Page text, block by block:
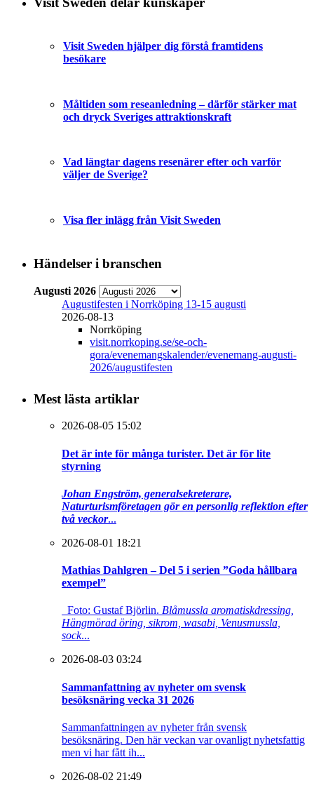
Visit Sweden hjälper dig förstå framtidens
besökare
Måltiden som reseanledning – därför stärker mat
och dryck Sveriges attraktionskraft
Vad längtar dagens resenärer efter och varför
väljer de Sverige?
Visa fler inlägg från Visit Sweden
Händelser i branschen
Augusti 2026
Augustifesten i Norrköping 13-15 augusti
2026-08-13
Norrköping
visit.norrkoping.se/se-och-
gora/evenemangskalender/evenemang-augusti-
2026/augustifesten
Mest lästa artiklar
2026-08-05 15:02
Det är inte för många turister. Det är för lite
styrning
Johan Engström, generalsekreterare,
Naturturismföretagen gör en personlig reflektion efter
två veckor...
2026-08-01 18:21
Mathias Dahlgren – Del 5 i serien ”Goda hållbara
exempel”
Foto: Gustaf Björlin. Blåmussla aromatiskdressing,
Hängmörad öring, sikrom, wasabi, Venusmussla,
sock...
2026-08-03 03:24
Sammanfattning av nyheter om svensk
besöksnäring vecka 31 2026
Sammanfattningen av nyheter från svensk
besöksnäring. Den här veckan var ovanligt nyhetsfattig
men vi har fått ih...
2026-08-02 21:49